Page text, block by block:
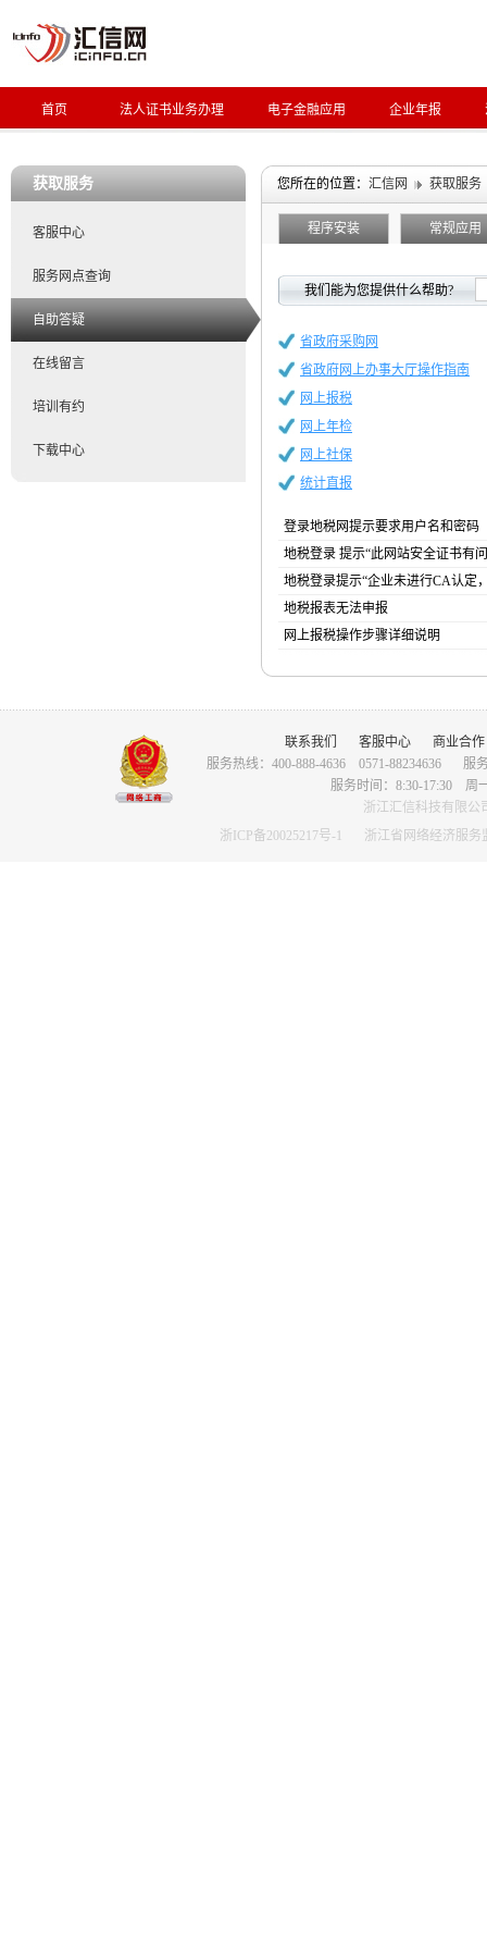
首页 法人证书业务办理 电子金融应用 企业年报
获取服务
客服中心
服务网点查询
自助答疑
在线留言
培训有约
下载中心
您所在的位置： 汇信网 获取服务
程序安装 常规应用
我们能为您提供什么帮助?
省政府采购网
省政府网上办事大厅操作指南
网上报税
网上年检
网上社保
统计直报
登录地税网提示要求用户名和密码
地税登录 提示“此网站安全证书有
地税登录提示“企业未进行CA认定
地税报表无法申报
网上报税操作步骤详细说明
联系我们 客服中心
商业合作
服务热线：400-888-4636 0571-88234636
服
服务时间：8:30-17:30 周
浙江汇信科技有限公
浙ICP备20025217号-1
浙江省网络经济服务